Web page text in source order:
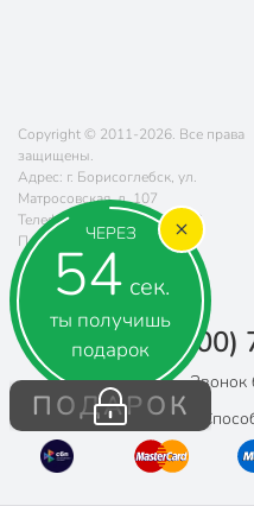
ЧЕРЕЗ
53 сек.
ты получишь
подарок
ПОДАРОК
Copyright © 2011-2026. Все права
защищены.
Адрес: г. Борисоглебск, ул.
Матросовская, д. 107
Телефон:
8 (800) 770-77-06
Почта:
sales@poryadok.ru
8 (800)
Звонок